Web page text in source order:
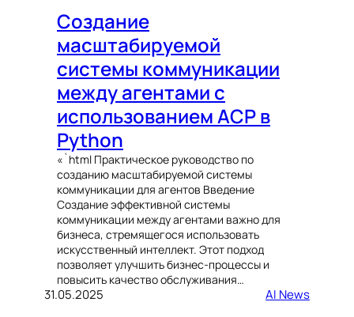
Создание
масштабируемой
системы коммуникации
между агентами с
использованием ACP в
Python
«`html Практическое руководство по
созданию масштабируемой системы
коммуникации для агентов Введение
Создание эффективной системы
коммуникации между агентами важно для
бизнеса, стремящегося использовать
искусственный интеллект. Этот подход
позволяет улучшить бизнес-процессы и
повысить качество обслуживания…
31.05.2025 AI News